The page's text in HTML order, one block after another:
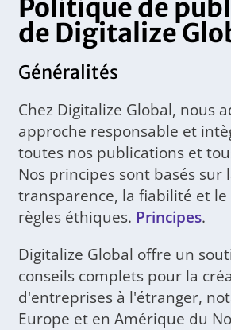
Politique de
de Digitalize
Généralités
Chez Digitalize Global, nous
approche responsable et
toutes nos publications et
Nos principes sont basés sur
transparence, la fiabilité et le
règles éthiques. Principes.
Digitalize Global offre un
conseils complets pour la
d'entreprises à l'étranger,
Europe et en Amérique du